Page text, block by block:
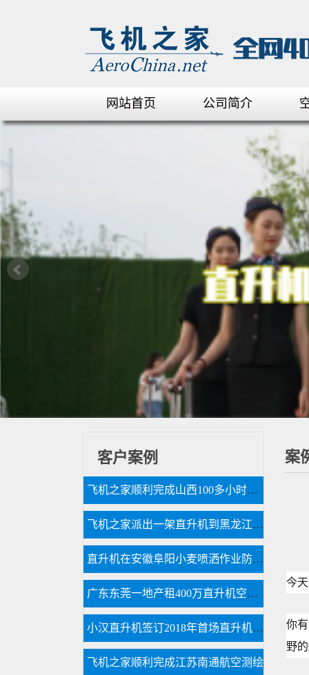
网站首页 公司简介
案
今
你
野
客户案例
飞机之家顺利完成山西100多小时直升机测绘
飞机之家派出一架直升机到黑龙江齐齐哈尔执行为期半年任务
直升机在安徽阜阳小麦喷洒作业防治赤霉病
广东东莞一地产租400万直升机空中看房
小汉直升机签订2018年首场直升机婚礼合同
飞机之家顺利完成江苏南通航空测绘